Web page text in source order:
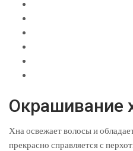
Окрашивание
Хна освежает волосы и
прекрасно справляется с